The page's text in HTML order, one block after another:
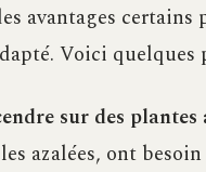
avantages
Voici
sur des plantes
azalées, ont